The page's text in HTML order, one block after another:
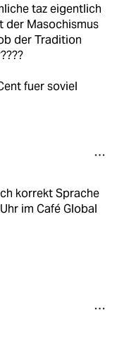
taz eigentlich
der Masochismus
der Tradition
fuer soviel
korrekt Sprache
im Café Global